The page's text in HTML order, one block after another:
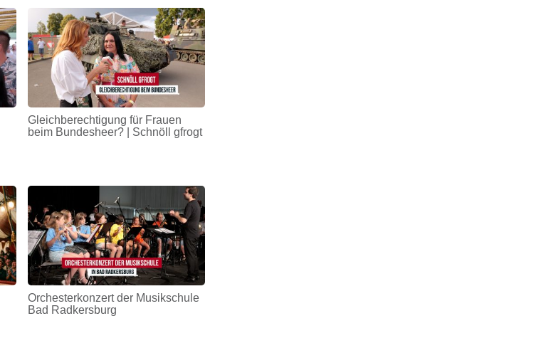
Gleichberechtigung für Frauen
beim Bundesheer? | Schnöll gfrogt
Orchesterkonzert der Musikschule
Bad Radkersburg